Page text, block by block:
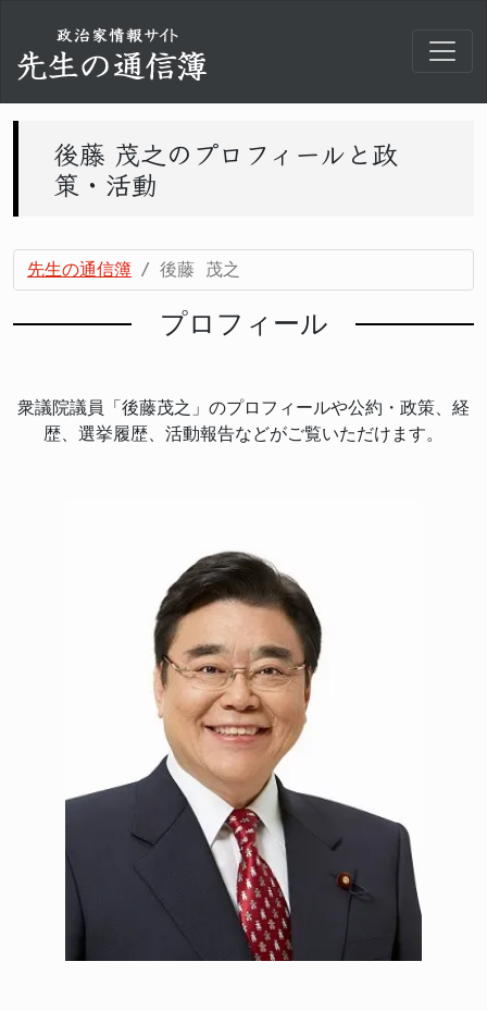
後藤 茂之のプロフィールと政
策・活動
先生の通信簿 後藤 茂之
プロフィール
衆議院議員「後藤茂之」のプロフィールや公約・政策、経
歴、選挙履歴、活動報告などがご覧いただけます。